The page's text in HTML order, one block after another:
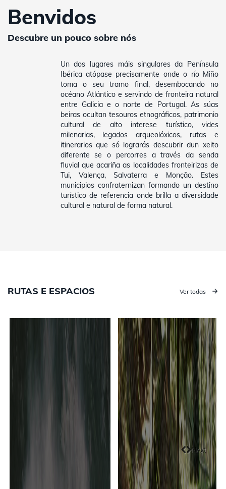
Benvidos
Descubre un pouco sobre nós
Un dos lugares máis singulares da Península
Ibérica atópase precisamente onde o río Miño
toma o seu tramo final, desembocando no
océano Atlántico e servindo de fronteira natural
entre Galicia e o norte de Portugal. As súas
beiras ocultan tesouros etnográficos, patrimonio
cultural de alto interese turístico, vides
milenarias, legados arqueolóxicos, rutas e
itinerarios que só lograrás descubrir dun xeito
diferente se o percorres a través da senda
fluvial que acariña as localidades fronteirizas de
Tui, Valença, Salvaterra e Monção. Estes
municipios confraternizan formando un destino
turístico de referencia onde brilla a diversidade
cultural e natural de forma natural.
RUTAS E ESPACIOS
Previous
Next
Ver todas